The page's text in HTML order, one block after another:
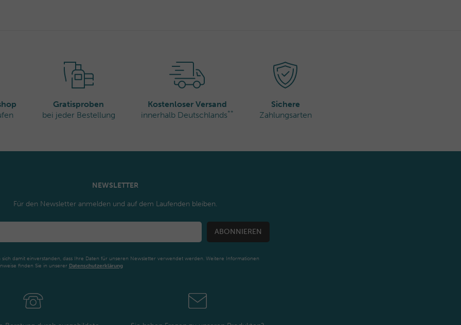
Gratisproben
bei jeder Bestellung
Kostenloser Versand
innerhalb Deutschlands**
Sichere
Zahlungsarten
NEWSLETTER
Für den Newsletter anmelden und auf dem Laufenden bleiben.
ABONNIEREN
sich damit einverstanden, dass Ihre Daten für unseren Newsletter verwendet werden. Weitere Informationen
finden Sie in unserer Daten­schutz­erklärung